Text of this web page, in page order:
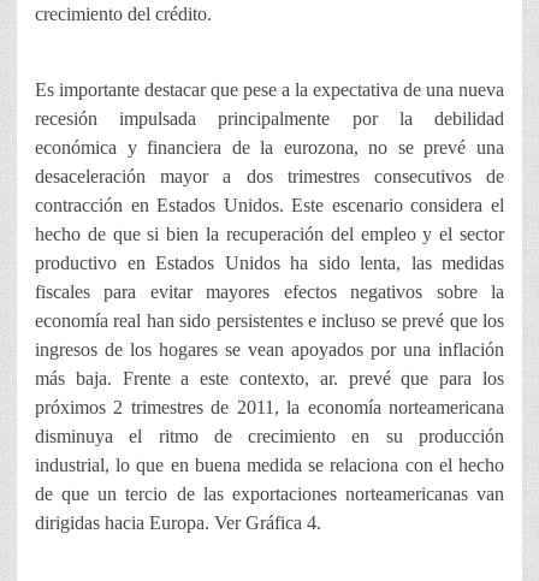
crecimiento del crédito.
Es importante destacar que pese a la expectativa de una nueva
recesión impulsada principalmente por la debilidad
económica y financiera de la eurozona, no se prevé una
desaceleración mayor a dos trimestres consecutivos de
contracción en Estados Unidos. Este escenario considera el
hecho de que si bien la recuperación del empleo y el sector
productivo en Estados Unidos ha sido lenta, las medidas
fiscales para evitar mayores efectos negativos sobre la
economía real han sido persistentes e incluso se prevé que los
ingresos de los hogares se vean apoyados por una inflación
más baja. Frente a este contexto, ar. prevé que para los
próximos 2 trimestres de 2011, la economía norteamericana
disminuya el ritmo de crecimiento en su producción
industrial, lo que en buena medida se relaciona con el hecho
de que un tercio de las exportaciones norteamericanas van
dirigidas hacia Europa. Ver Gráfica 4.